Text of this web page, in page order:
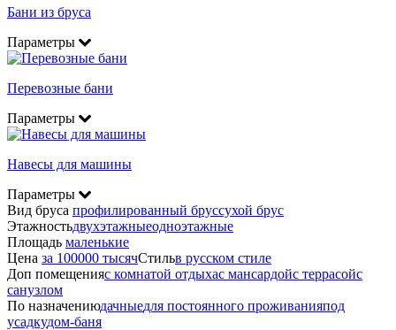
Бани из бруса
Параметры
Перевозные бани
Параметры
Навесы для машины
Параметры
Вид бруса профилированный бруссухой брус
Этажностьдвухэтажныеодноэтажные
Площадь маленькие
Цена за 100000 тысячСтильв русском стиле
Доп помещенияс комнатой отдыхас мансардойс террасойс
санузлом
По назначениюдачныедля постоянного проживанияпод
усадкудом-баня